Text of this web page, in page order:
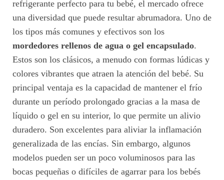
refrigerante perfecto para tu bebé, el mercado ofrece
una diversidad que puede resultar abrumadora. Uno de
los tipos más comunes y efectivos son los
mordedores rellenos de agua o gel encapsulado.
Estos son los clásicos, a menudo con formas lúdicas y
colores vibrantes que atraen la atención del bebé. Su
principal ventaja es la capacidad de mantener el frío
durante un período prolongado gracias a la masa de
líquido o gel en su interior, lo que permite un alivio
duradero. Son excelentes para aliviar la inflamación
generalizada de las encías. Sin embargo, algunos
modelos pueden ser un poco voluminosos para las
bocas pequeñas o difíciles de agarrar para los bebés